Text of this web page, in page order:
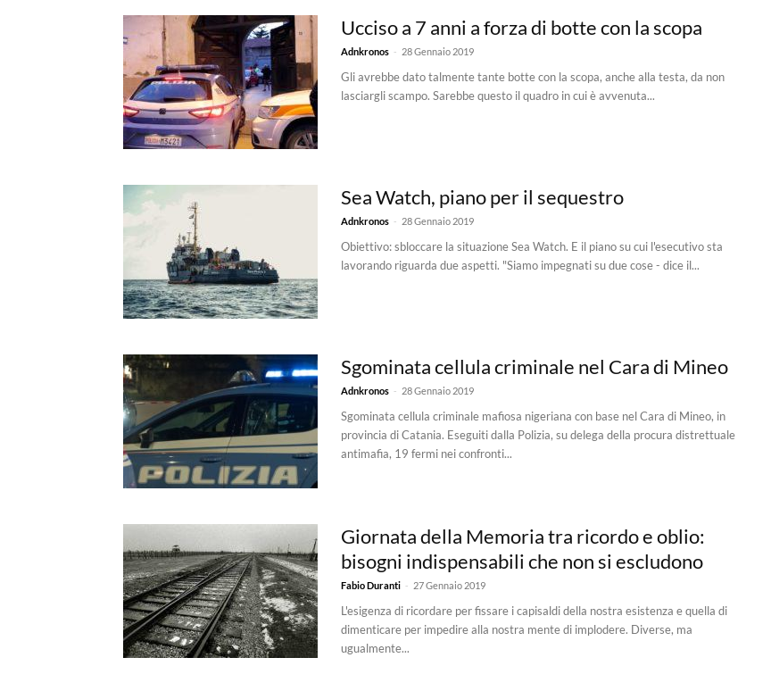
Ucciso a 7 anni a forza di botte con la scopa
Adnkronos - 28 Gennaio 2019
Gli avrebbe dato talmente tante botte con la scopa, anche alla testa, da non
lasciargli scampo. Sarebbe questo il quadro in cui è avvenuta...
Sea Watch, piano per il sequestro
Adnkronos - 28 Gennaio 2019
Obiettivo: sbloccare la situazione Sea Watch. E il piano su cui l'esecutivo sta
lavorando riguarda due aspetti. "Siamo impegnati su due cose - dice il...
Sgominata cellula criminale nel Cara di Mineo
Adnkronos - 28 Gennaio 2019
Sgominata cellula criminale mafiosa nigeriana con base nel Cara di Mineo, in
provincia di Catania. Eseguiti dalla Polizia, su delega della procura distrettuale
antimafia, 19 fermi nei confronti...
Giornata della Memoria tra ricordo e oblio:
bisogni indispensabili che non si escludono
Fabio Duranti - 27 Gennaio 2019
L'esigenza di ricordare per fissare i capisaldi della nostra esistenza e quella di
dimenticare per impedire alla nostra mente di implodere. Diverse, ma
ugualmente...